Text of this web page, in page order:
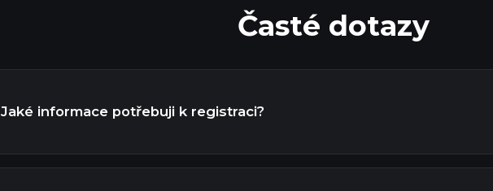
Časté dotazy
Jaké informace potřebuji k registraci?